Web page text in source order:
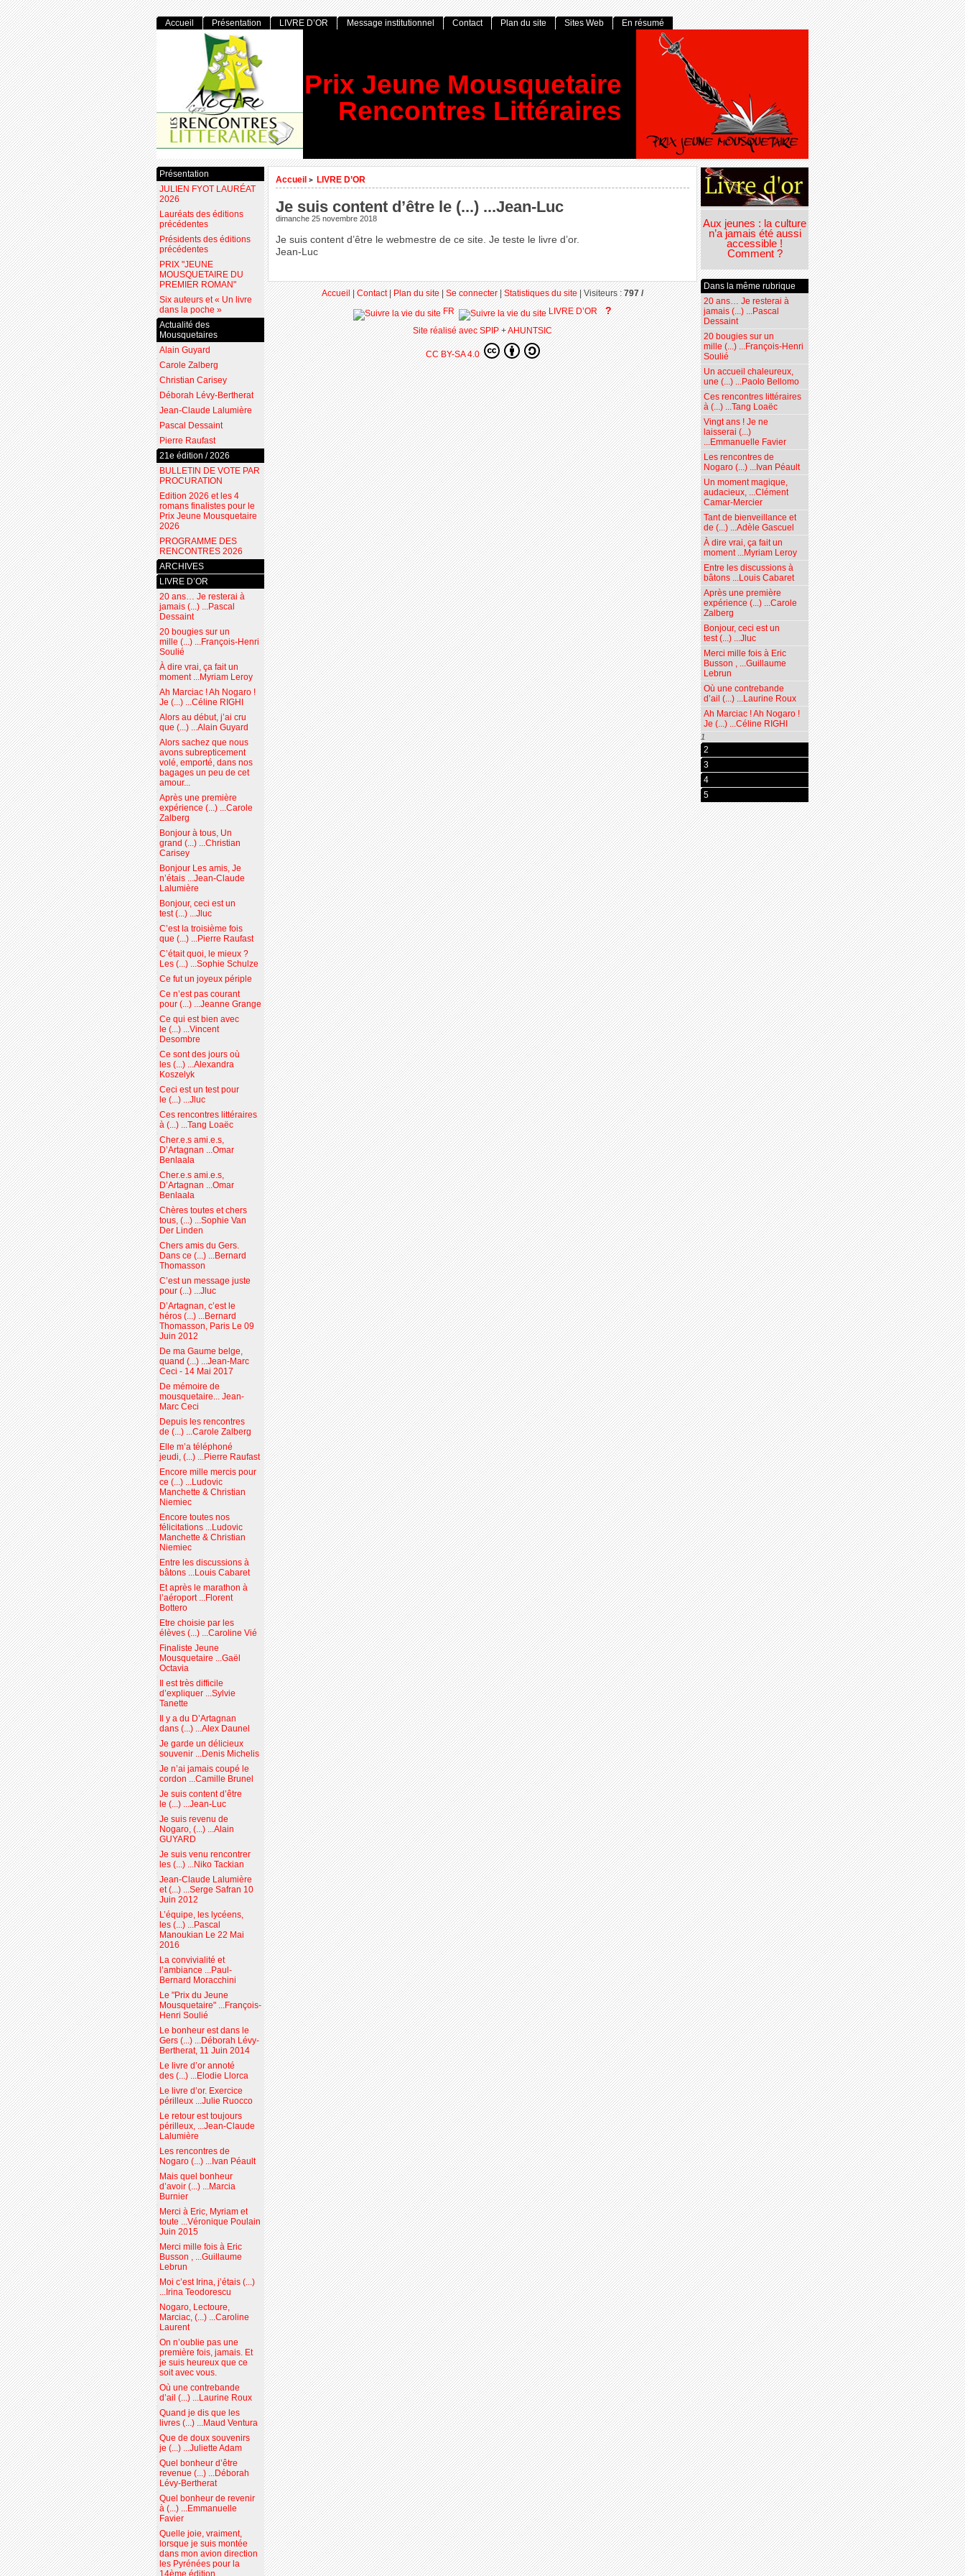
Prix Jeune Mousquetaire
Rencontres Littéraires
Accueil > LIVRE D’OR
Je suis content d’être le (...) ...Jean-Luc
dimanche 25 novembre 2018
Je suis content d’être le webmestre de ce site. Je teste le livre d’or.
Jean-Luc
Aux jeunes : la culture
n’a jamais été aussi
accessible !
Comment ?
Dans la même rubrique
20 ans… Je resterai à
jamais (...) ...Pascal
Dessaint
20 bougies sur un
mille (...) ...François-Henri
Soulié
Un accueil chaleureux,
une (...) ...Paolo Bellomo
Ces rencontres littéraires
à (...) ...Tang Loaëc
Vingt ans ! Je ne
laisserai (...)
...Emmanuelle Favier
Les rencontres de
Nogaro (...) ...Ivan Péault
Un moment magique,
audacieux, ...Clément
Camar-Mercier
Tant de bienveillance et
de (...) ...Adèle Gascuel
À dire vrai, ça fait un
moment ...Myriam Leroy
Entre les discussions à
bâtons ...Louis Cabaret
Après une première
expérience (...) ...Carole
Zalberg
Bonjour, ceci est un
test (...) ...Jluc
Merci mille fois à Eric
Busson , ...Guillaume
Lebrun
Où une contrebande
d’ail (...) ...Laurine Roux
Ah Marciac ! Ah Nogaro !
Je (...) ...Céline RIGHI
1
2
3
4
5
Accueil Présentation LIVRE D’OR Message institutionnel Contact Plan du site Sites Web En résumé
Présentation
JULIEN FYOT LAURÉAT
2026
Lauréats des éditions
précédentes
Présidents des éditions
précédentes
PRIX "JEUNE
MOUSQUETAIRE DU
PREMIER ROMAN"
Six auteurs et « Un livre
dans la poche »
Actualité des
Mousquetaires
Alain Guyard
Carole Zalberg
Christian Carisey
Déborah Lévy-Bertherat
Jean-Claude Lalumière
Pascal Dessaint
Pierre Raufast
21e édition / 2026
BULLETIN DE VOTE PAR
PROCURATION
Edition 2026 et les 4
romans finalistes pour le
Prix Jeune Mousquetaire
2026
PROGRAMME DES
RENCONTRES 2026
ARCHIVES
LIVRE D’OR
20 ans… Je resterai à
jamais (...) ...Pascal
Dessaint
20 bougies sur un
mille (...) ...François-Henri
Soulié
À dire vrai, ça fait un
moment ...Myriam Leroy
Ah Marciac ! Ah Nogaro !
Je (...) ...Céline RIGHI
Alors au début, j’ai cru
que (...) ...Alain Guyard
Alors sachez que nous
avons subrepticement
volé, emporté, dans nos
bagages un peu de cet
amour...
Après une première
expérience (...) ...Carole
Zalberg
Bonjour à tous, Un
grand (...) ...Christian
Carisey
Bonjour Les amis, Je
n’étais ...Jean-Claude
Lalumière
Bonjour, ceci est un
test (...) ...Jluc
C’est la troisième fois
que (...) ...Pierre Raufast
C’était quoi, le mieux ?
Les (...) ...Sophie Schulze
Ce fut un joyeux périple
Ce n’est pas courant
pour (...) ...Jeanne Grange
Ce qui est bien avec
le (...) ...Vincent
Desombre
Ce sont des jours où
les (...) ...Alexandra
Koszelyk
Ceci est un test pour
le (...) ...Jluc
Ces rencontres littéraires
à (...) ...Tang Loaëc
Cher.e.s ami.e.s,
D’Artagnan ...Omar
Benlaala
Cher.e.s ami.e.s,
D’Artagnan ...Omar
Benlaala
Chères toutes et chers
tous, (...) ...Sophie Van
Der Linden
Chers amis du Gers.
Dans ce (...) ...Bernard
Thomasson
C’est un message juste
pour (...) ...Jluc
D’Artagnan, c’est le
héros (...) ...Bernard
Thomasson, Paris Le 09
Juin 2012
De ma Gaume belge,
quand (...) ...Jean-Marc
Ceci - 14 Mai 2017
De mémoire de
mousquetaire... Jean-
Marc Ceci
Depuis les rencontres
de (...) ...Carole Zalberg
Elle m’a téléphoné
jeudi, (...) ...Pierre Raufast
Encore mille mercis pour
ce (...) ...Ludovic
Manchette & Christian
Niemiec
Encore toutes nos
félicitations ...Ludovic
Manchette & Christian
Niemiec
Entre les discussions à
bâtons ...Louis Cabaret
Et après le marathon à
l’aéroport ...Florent
Bottero
Etre choisie par les
élèves (...) ...Caroline Vié
Finaliste Jeune
Mousquetaire ...Gaël
Octavia
Il est très difficile
d’expliquer ...Sylvie
Tanette
Il y a du D’Artagnan
dans (...) ...Alex Daunel
Je garde un délicieux
souvenir ...Denis Michelis
Je n’ai jamais coupé le
cordon ...Camille Brunel
Je suis content d’être
le (...) ...Jean-Luc
Je suis revenu de
Nogaro, (...) ...Alain
GUYARD
Je suis venu rencontrer
les (...) ...Niko Tackian
Jean-Claude Lalumière
et (...) ...Serge Safran 10
Juin 2012
L’équipe, les lycéens,
les (...) ...Pascal
Manoukian Le 22 Mai
2016
La convivialité et
l’ambiance ...Paul-
Bernard Moracchini
Le "Prix du Jeune
Mousquetaire" ...François-
Henri Soulié
Le bonheur est dans le
Gers (...) ...Déborah Lévy-
Bertherat, 11 Juin 2014
Le livre d’or annoté
des (...) ...Elodie Llorca
Le livre d’or. Exercice
périlleux ...Julie Ruocco
Le retour est toujours
périlleux, ...Jean-Claude
Lalumière
Les rencontres de
Nogaro (...) ...Ivan Péault
Mais quel bonheur
d’avoir (...) ...Marcia
Burnier
Merci à Eric, Myriam et
toute ...Véronique Poulain
Juin 2015
Merci mille fois à Eric
Busson , ...Guillaume
Lebrun
Moi c’est Irina, j’étais (...)
...Irina Teodorescu
Nogaro, Lectoure,
Marciac, (...) ...Caroline
Laurent
On n’oublie pas une
première fois, jamais. Et
je suis heureux que ce
soit avec vous.
Où une contrebande
d’ail (...) ...Laurine Roux
Quand je dis que les
livres (...) ...Maud Ventura
Que de doux souvenirs
je (...) ...Juliette Adam
Quel bonheur d’être
revenue (...) ...Déborah
Lévy-Bertherat
Quel bonheur de revenir
à (...) ...Emmanuelle
Favier
Quelle joie, vraiment,
lorsque je suis montée
dans mon avion direction
les Pyrénées pour la
Accueil|Contact|Plan du site|Se connecter|Statistiques du site|Visiteurs :797 /
FR
LIVRE D’OR ?
Site réalisé avec SPIP+AHUNTSIC
CC BY-SA 4.0